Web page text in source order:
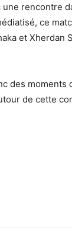
rencontre
ce
et Xherdan
des
de cette